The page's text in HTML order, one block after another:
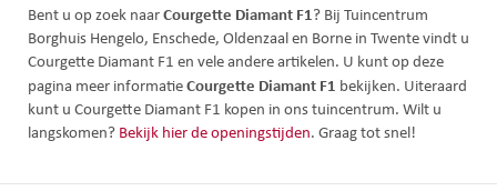
Bent u op zoek naarCourgette Diamant F1? Bij Tuincentrum
Borghuis Hengelo, Enschede, Oldenzaal en Borne in Twente vindt u
Courgette Diamant F1 en vele andere artikelen. U kunt op deze
pagina meer informatieCourgette Diamant F1 bekijken. Uiteraard
kunt u Courgette Diamant F1 kopen in ons tuincentrum. Wilt u
langskomen? Bekijk hier de openingstijden. Graag tot snel!